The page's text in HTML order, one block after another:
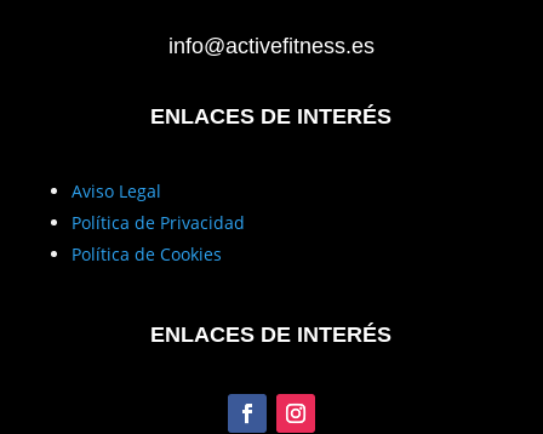
info@activefitness.es
ENLACES DE INTERÉS
Aviso Legal
Política de Privacidad
Política de Cookies
ENLACES DE INTERÉS